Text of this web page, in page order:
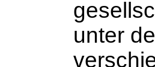
unter